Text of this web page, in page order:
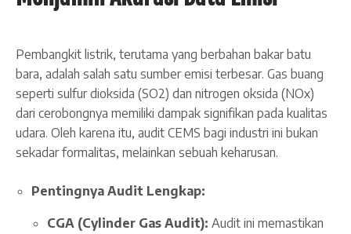
Pembangkit listrik, terutama yang berbahan bakar batu
bara, adalah salah satu sumber emisi terbesar. Gas buang
seperti sulfur dioksida (SO2​) dan nitrogen oksida (NOx​)
dari cerobongnya memiliki dampak signifikan pada kualitas
udara. Oleh karena itu, audit CEMS bagi industri ini bukan
sekadar formalitas, melainkan sebuah keharusan.
Pentingnya Audit Lengkap:
CGA (Cylinder Gas Audit): Audit ini memastikan